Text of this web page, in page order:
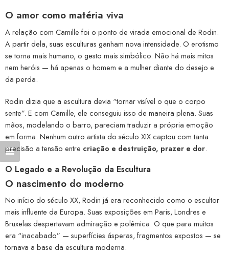
O amor como matéria viva
A relação com Camille foi o ponto de virada emocional de Rodin.
A partir dela, suas esculturas ganham nova intensidade. O erotismo
se torna mais humano, o gesto mais simbólico. Não há mais mitos
nem heróis — há apenas o homem e a mulher diante do desejo e
da perda.
Rodin dizia que a escultura devia “tornar visível o que o corpo
sente”. E com Camille, ele conseguiu isso de maneira plena. Suas
mãos, modelando o barro, pareciam traduzir a própria emoção
em forma. Nenhum outro artista do século XIX captou com tanta
precisão a tensão entre criação e destruição, prazer e dor.
O Legado e a Revolução da Escultura
O nascimento do moderno
No início do século XX, Rodin já era reconhecido como o escultor
mais influente da Europa. Suas exposições em Paris, Londres e
Bruxelas despertavam admiração e polêmica. O que para muitos
era “inacabado” — superfícies ásperas, fragmentos expostos — se
tornava a base da escultura moderna.